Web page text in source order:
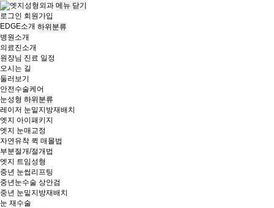
메뉴 닫기
로그인 회원가입
EDGE소개 하위분류
병원소개
의료진소개
원장님 진료 일정
오시는 길
둘러보기
안전수술케어
눈성형 하위분류
레이저 눈밑지방재배치
엣지 아이패키지
엣지 눈매교정
자연유착 퀵 매몰법
부분절개/절개법
엣지 트임성형
중년 눈썹리프팅
중년눈수술 상안검
중년 눈밑지방재배치
눈 재수술